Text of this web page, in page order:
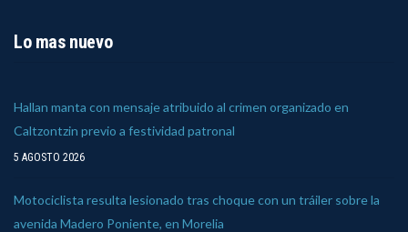
Lo mas nuevo
Hallan manta con mensaje atribuido al crimen organizado en
Caltzontzin previo a festividad patronal
5 AGOSTO 2026
Motociclista resulta lesionado tras choque con un tráiler sobre la
avenida Madero Poniente, en Morelia